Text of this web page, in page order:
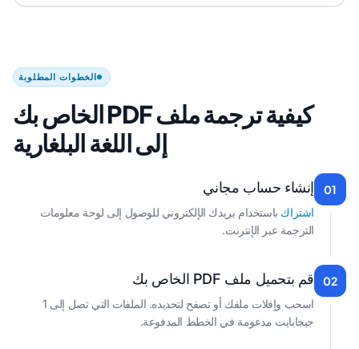
الخطوات المطلوبة
كيفية ترجمة ملف PDF الخاص بك
إلى اللغة البلغارية
01 إنشاء حساب مجاني
اشتراك باستخدام بريدك الإلكتروني للوصول إلى لوحة معلومات
الترجمة عبر الإنترنت.
02 قم بتحميل ملف PDF الخاص بك
اسحب وإفلات ملفك أو تصفح لتحديده. الملفات التي تصل إلى 1
جيجابايت مدعومة في الخطط المدفوعة.